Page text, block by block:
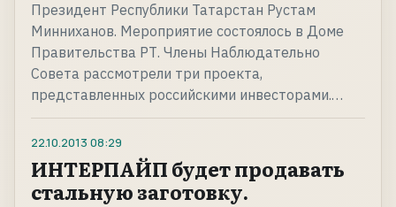
Президент Республики Татарстан Рустам
Минниханов. Мероприятие состоялось в Доме
Правительства РТ. Члены Наблюдательно
Совета рассмотрели три проекта,
представленных российскими инвесторами.…
22.10.2013 08:29
ИНТЕРПАЙП будет продавать
стальную заготовку.